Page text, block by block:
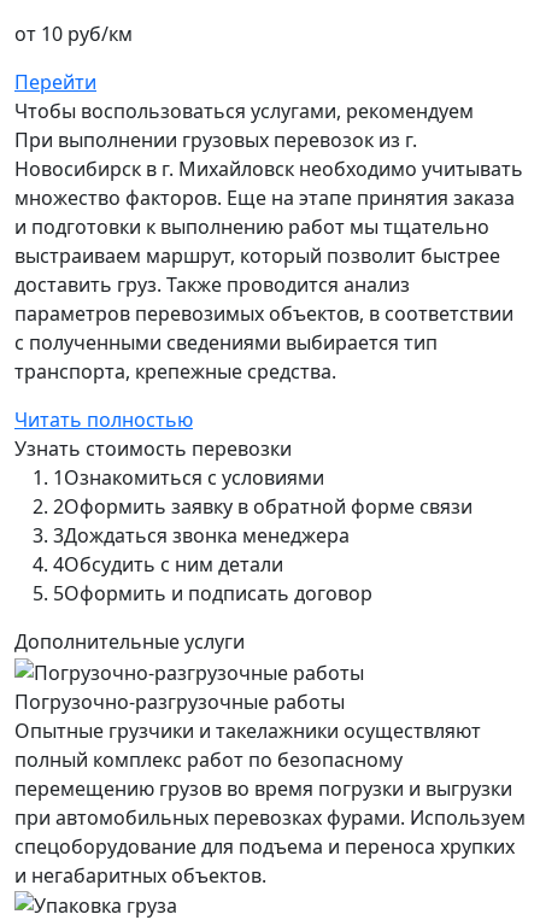
от 10 руб/км
Перейти
Чтобы воспользоваться услугами, рекомендуем
При выполнении грузовых перевозок из г.
Новосибирск в г. Михайловск необходимо учитывать
множество факторов. Еще на этапе принятия заказа
и подготовки к выполнению работ мы тщательно
выстраиваем маршрут, который позволит быстрее
доставить груз. Также проводится анализ
параметров перевозимых объектов, в соответствии
с полученными сведениями выбирается тип
транспорта, крепежные средства.
Читать полностью
Узнать стоимость перевозки
1Ознакомиться с условиями
2Оформить заявку в обратной форме связи
3Дождаться звонка менеджера
4Обсудить с ним детали
5Оформить и подписать договор
Дополнительные услуги
Погрузочно-разгрузочные работы
Опытные грузчики и такелажники осуществляют
полный комплекс работ по безопасному
перемещению грузов во время погрузки и выгрузки
при автомобильных перевозках фурами. Используем
спецоборудование для подъема и переноса хрупких
и негабаритных объектов.